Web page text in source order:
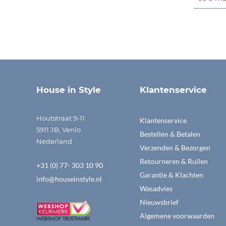
House in Style
Houtstraat 9-11
5911 JB, Venlo
Nederland
+31 (0) 77- 303 10 90
info@houseinstyle.nl
Klantenservice
Klantenservice
Bestellen & Betalen
Verzenden & Bezorgen
Retourneren & Ruilen
Garantie & Klachten
Wasadvies
Nieuwsbrief
Algemene voorwaarden